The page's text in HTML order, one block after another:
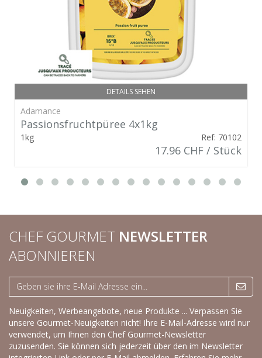
DETAILS SEHEN
Adamance
Passionsfruchtpüree 4x1kg
1kg Ref: 70102
17.96 CHF / Stück
CHEF GOURMET NEWSLETTER
ABONNIEREN
Neuigkeiten, Werbeangebote, neue Produkte ... Verpassen Sie
unsere Gourmet-Neuigkeiten nicht! Ihre E-Mail-Adresse wird nur
verwendet, um Ihnen den Chef Gourmet-Newsletter
zuzusenden. Sie können sich jederzeit über den im Newsletter